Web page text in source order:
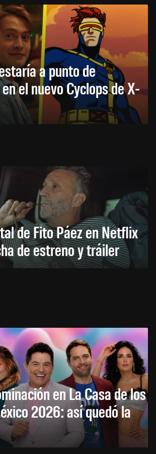
a punto de
el nuevo Cyclops de X-
de Fito Páez en Netflix
de estreno y tráiler
en La Casa de los
2026: así quedó la